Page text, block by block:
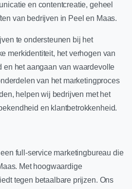
en contentcreatie, geheel
van bedrijven in Peel en Maas.
te ondersteunen bij het
merkidentiteit, het verhogen van
en het aangaan van waardevolle
van het marketingproces
helpen wij bedrijven met het
en klantbetrokkenheid.
full-service marketingbureau die
Met hoogwaardige
tegen betaalbare prijzen. Ons